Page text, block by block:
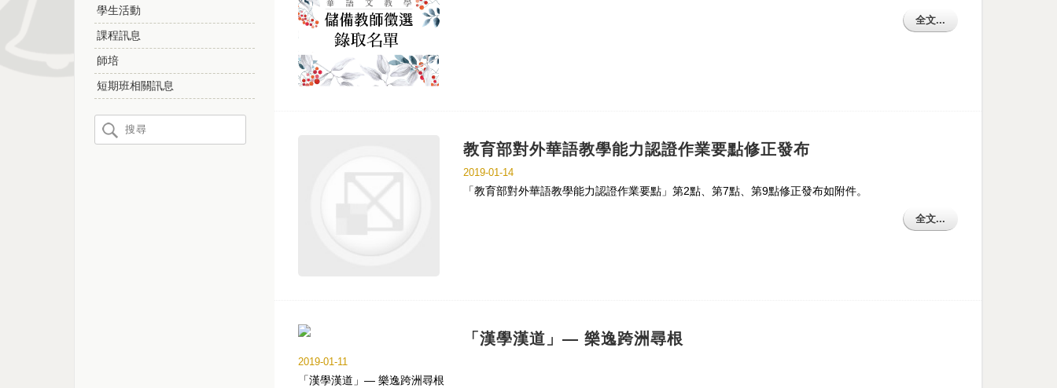
學生活動
課程訊息
師培
短期班相關訊息
全文...
教育部對外華語教學能力認證作業要點修正發布
2019-01-14
「教育部對外華語教學能力認證作業要點」第2點、第7點、第9點修正發布如附件。
全文...
「漢學漢道」— 樂逸跨洲尋根
2019-01-11
「漢學漢道」— 樂逸跨洲尋根